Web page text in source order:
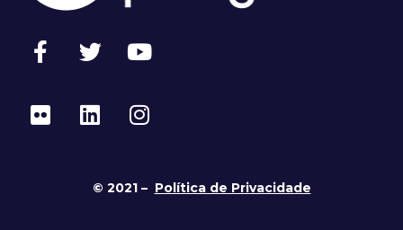
© 2021 – Política de Privacidade